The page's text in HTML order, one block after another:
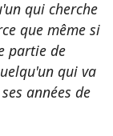
qui cherche
que même si
partie de
qui va
années de